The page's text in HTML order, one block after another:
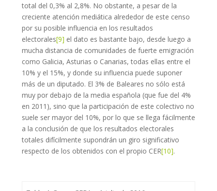
total del 0,3% al 2,8%. No obstante, a pesar de la
creciente atención mediática alrededor de este censo
por su posible influencia en los resultados
electorales[9] el dato es bastante bajo, desde luego a
mucha distancia de comunidades de fuerte emigración
como Galicia, Asturias o Canarias, todas ellas entre el
10% y el 15%, y donde su influencia puede suponer
más de un diputado. El 3% de Baleares no sólo está
muy por debajo de la media española (que fue del 4%
en 2011), sino que la participación de este colectivo no
suele ser mayor del 10%, por lo que se llega fácilmente
a la conclusión de que los resultados electorales
totales difícilmente supondrán un giro significativo
respecto de los obtenidos con el propio CER[10].